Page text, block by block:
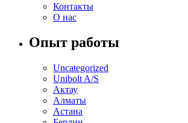
Контакты
О нас
Опыт работы
Uncategorized
Unibolt A/S
Актау
Алматы
Астана